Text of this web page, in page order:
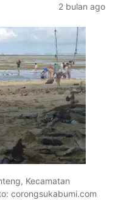
2 bulan ago
Kecamatan
corongsukabumi.com